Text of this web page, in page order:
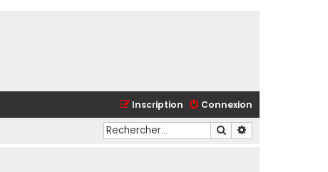
Connexion
Inscription
Rechercher